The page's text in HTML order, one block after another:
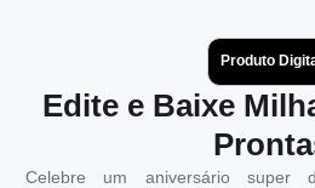
Produto
Edite e Baixe
Celebre um aniversário super